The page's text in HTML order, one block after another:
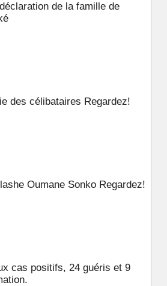
de la famille de
des célibataires Regardez!
Oumane Sonko Regardez!
cas positifs, 24 guéris et 9